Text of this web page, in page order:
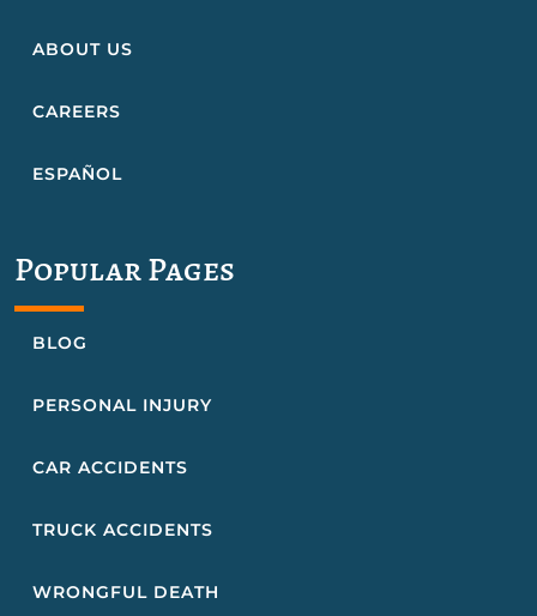
ABOUT US
CAREERS
ESPAÑOL
Popular Pages
BLOG
PERSONAL INJURY
CAR ACCIDENTS
TRUCK ACCIDENTS
WRONGFUL DEATH